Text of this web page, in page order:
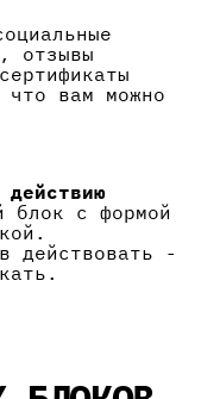
отзывы
вам можно
блок с формой
действовать -